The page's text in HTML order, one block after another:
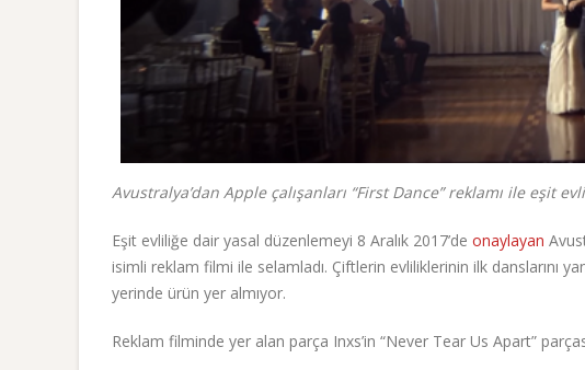
Avustralya’dan Apple çalışanları “First Dance” reklamı ile eşit
Eşit evliliğe dair yasal düzenlemeyi 8 Aralık 2017’de onaylayan
isimli reklam filmi ile selamladı. Çiftlerin evliliklerinin ilk danslarını
yerinde ürün yer almıyor.
Reklam filminde yer alan parça Inxs’in “Never Tear Us Apart”